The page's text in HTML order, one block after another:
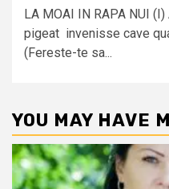
LA MOAI IN RAPA NUI
pigeat invenisse cave
(Fereste-te sa...
YOU MAY HAVE